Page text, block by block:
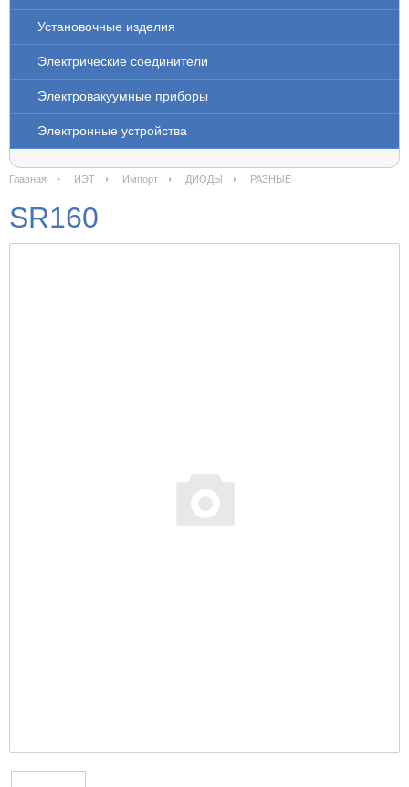
Установочные изделия
Электрические соединители
Электровакуумные приборы
Электронные устройства
Главная ИЭТ Импорт ДИОДЫ РАЗНЫЕ
SR160